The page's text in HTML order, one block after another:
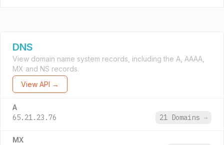
DNS
View domain name system records, including the A, AAAA,
MX and NS records.
View API →
A
65.21.23.76 21 Domains →
MX